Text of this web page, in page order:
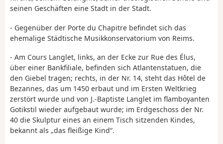
seinen Geschäften eine Stadt in der Stadt.
- Gegenüber der Porte du Chapitre befindet sich das
ehemalige Städtische Musikkonservatorium von Reims.
- Am Cours Langlet, links, an der Ecke zur Rue des Élus,
über einer Bankfiliale, befinden sich Atlantenstatuen, die
den Giebel tragen; rechts, in der Nr. 14, steht das Hôtel de
Bezannes, das um 1450 erbaut und im Ersten Weltkrieg
zerstört wurde und von J.-Baptiste Langlet im flamboyanten
Gotikstil wieder aufgebaut wurde; im Erdgeschoss der Nr.
40 die Skulptur eines an einem Tisch sitzenden Kindes,
bekannt als „das fleißige Kind“.